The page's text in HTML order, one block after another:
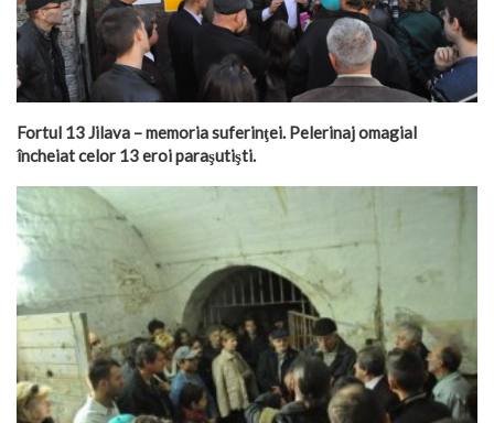
Fortul 13 Jilava – memoria suferinţei. Pelerinaj omagial
încheiat celor 13 eroi paraşutişti.